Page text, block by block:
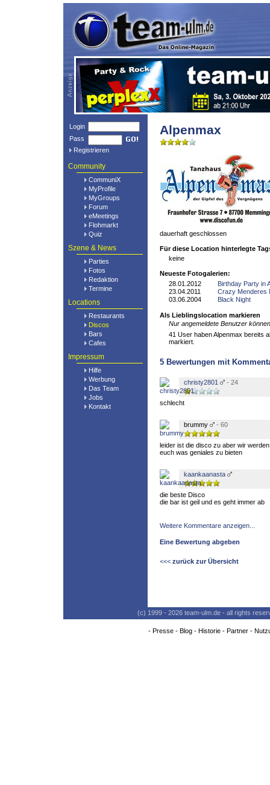
Login
Pass
Registrieren
Community
CommuniX
MyProfile
MyGroups
Forum
eMeetings
Flohmarkt
Quiz
Szene & News
Parties
Fotos
Redaktion
Termine
Locations
Restaurants
Discos
Bars
Cafes
Impressum
Hilfe
Werbung
Das Team
Jobs
Kontakt
Alpenmax
dauerhaft geschlossen
Für diese Location hinterlegte
keine
Neueste Fotogalerien:
28.01.2012
Birthday Party in
23.04.2011
Crazy Menderes
03.06.2004
Black Night
Als Lieblingslocation markieren
Nur angemeldete Benutzer
41 User haben Alpenmax bereits
markiert.
5 Bewertungen mit
christy2801 - 24
schlecht
brummy - 60
leider ist die disco zu aber wir
euch was geniales zu bieten
kaankaanasta
die beste Disco
die bar ist geil und es geht immer ab
Weitere Kommentare anzeigen...
Eine Bewertung abgeben
<<< zurück zur Übersicht
(c) 1999 - 2026 team-ulm.de - all rights
- Presse- Blog- Historie- Partner-